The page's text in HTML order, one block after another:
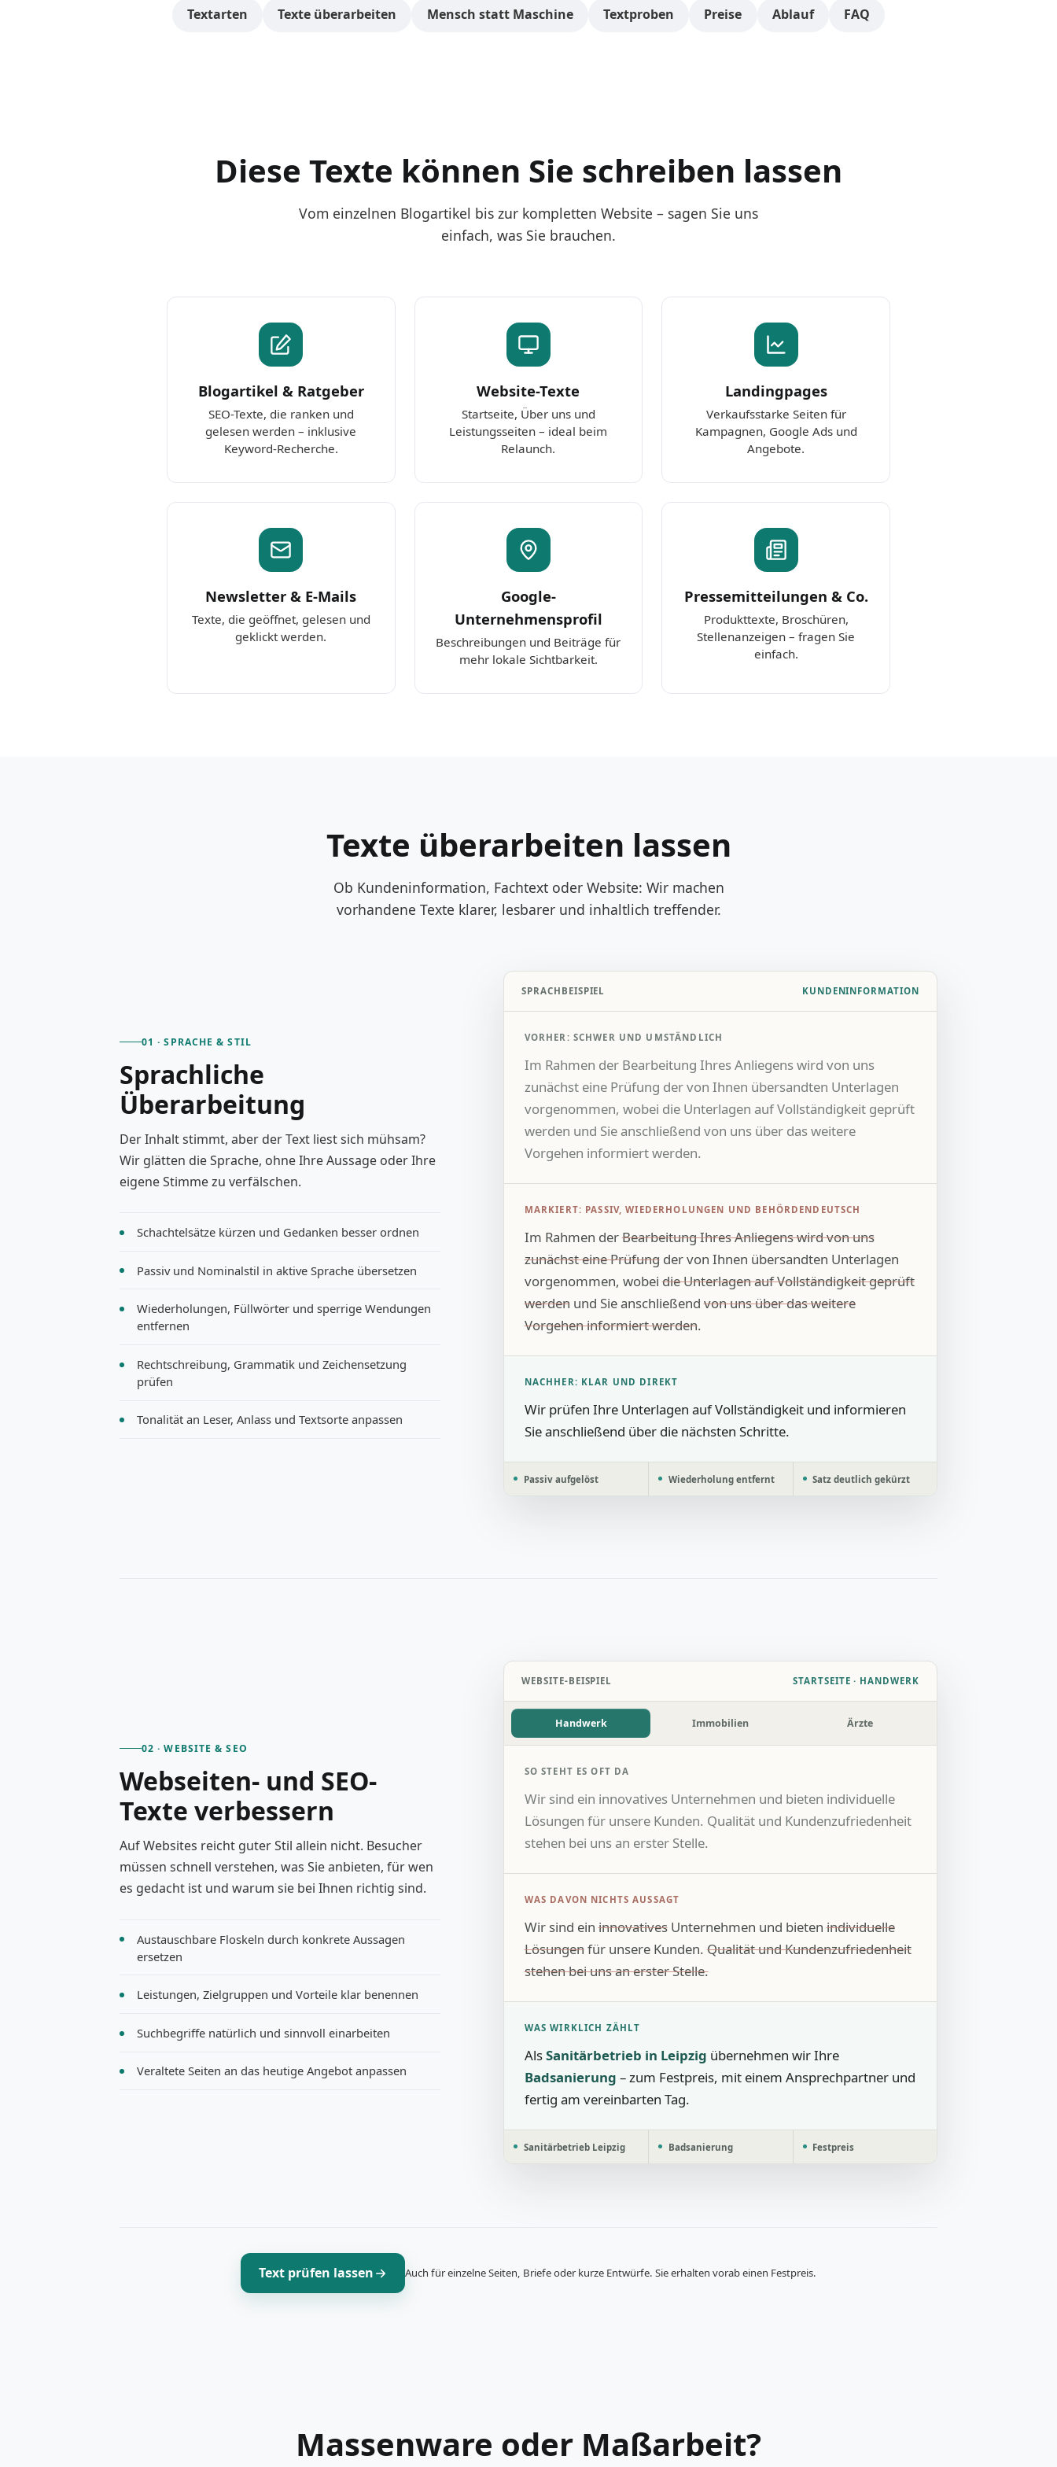
München
Textarten Texte überarbeiten Mensch statt Maschine Textproben Preise Ablauf FAQ
Diese Texte können Sie schreiben lassen
Vom einzelnen Blogartikel bis zur kompletten Website – sagen Sie uns
einfach, was Sie brauchen.
Blogartikel & Ratgeber
SEO-Texte, die ranken und
gelesen werden – inklusive
Keyword-Recherche.
Website-Texte
Startseite, Über uns und
Leistungsseiten – ideal beim
Relaunch.
Landingpages
Verkaufsstarke Seiten für
Kampagnen, Google Ads und
Angebote.
Newsletter & E-Mails
Texte, die geöffnet, gelesen und
geklickt werden.
Google-
Unternehmensprofil
Beschreibungen und Beiträge für
mehr lokale Sichtbarkeit.
Pressemitteilungen & Co.
Produkttexte, Broschüren,
Stellenanzeigen – fragen Sie
einfach.
Texte überarbeiten lassen
Ob Kundeninformation, Fachtext oder Website: Wir machen
vorhandene Texte klarer, lesbarer und inhaltlich treffender.
01 · SPRACHE & STIL
Sprachliche
Überarbeitung
Der Inhalt stimmt, aber der Text liest sich mühsam?
Wir glätten die Sprache, ohne Ihre Aussage oder Ihre
eigene Stimme zu verfälschen.
Schachtelsätze kürzen und Gedanken besser ordnen
Passiv und Nominalstil in aktive Sprache übersetzen
Wiederholungen, Füllwörter und sperrige Wendungen
entfernen
Rechtschreibung, Grammatik und Zeichensetzung
prüfen
Tonalität an Leser, Anlass und Textsorte anpassen
SPRACHBEISPIEL KUNDENINFORMATION
VORHER: SCHWER UND UMSTÄNDLICH
Im Rahmen der Bearbeitung Ihres Anliegens wird von uns
zunächst eine Prüfung der von Ihnen übersandten Unterlagen
vorgenommen, wobei die Unterlagen auf Vollständigkeit geprüft
werden und Sie anschließend von uns über das weitere
Vorgehen informiert werden.
MARKIERT: PASSIV, WIEDERHOLUNGEN UND BEHÖRDENDEUTSCH
Im Rahmen derBearbeitung Ihres Anliegens wird von uns
zunächst eine Prüfungder von Ihnen übersandten Unterlagen
vorgenommen, wobeidie Unterlagen auf Vollständigkeit geprüft
werdenund Sie anschließendvon uns über das weitere
Vorgehen informiert werden.
NACHHER: KLAR UND DIREKT
Wir prüfen Ihre Unterlagen auf Vollständigkeit und informieren
Sie anschließend über die nächsten Schritte.
Passiv aufgelöst Wiederholung entfernt Satz deutlich gekürzt
02 · WEBSITE & SEO
Webseiten- und SEO-
Texte verbessern
Auf Websites reicht guter Stil allein nicht. Besucher
müssen schnell verstehen, was Sie anbieten, für wen
es gedacht ist und warum sie bei Ihnen richtig sind.
Austauschbare Floskeln durch konkrete Aussagen
ersetzen
Leistungen, Zielgruppen und Vorteile klar benennen
Suchbegriffe natürlich und sinnvoll einarbeiten
Veraltete Seiten an das heutige Angebot anpassen
WEBSITE-BEISPIEL STARTSEITE · HANDWERK
Handwerk Immobilien Ärzte
SO STEHT ES OFT DA
Wir sind ein innovatives Unternehmen und bieten individuelle
Lösungen für unsere Kunden. Qualität und Kundenzufriedenheit
stehen bei uns an erster Stelle.
WAS DAVON NICHTS AUSSAGT
Wir sind eininnovativesUnternehmen und bietenindividuelle
Lösungenfür unsere Kunden.Qualität und Kundenzufriedenheit
stehen bei uns an erster Stelle.
WAS WIRKLICH ZÄHLT
AlsSanitärbetrieb in Leipzig übernehmen wir Ihre
Badsanierung – zum Festpreis, mit einem Ansprechpartner und
fertig am vereinbarten Tag.
Sanitärbetrieb Leipzig Badsanierung Festpreis
Text prüfen lassen Auch für einzelne Seiten, Briefe oder kurze Entwürfe. Sie erhalten vorab einen Festpreis.
Massenware oder Maßarbeit?